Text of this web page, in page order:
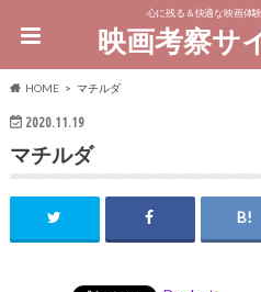
心に残る＆快適な映画体
映画考察サ
HOME マチルダ
2020.11.19
マチルダ